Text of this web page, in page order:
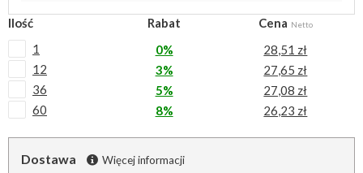
Ilość Rabat Cena Netto
1 0%
28,51 zł
12
3%
27,65 zł
36
5%
27,08 zł
60
8% 26,23 zł
Dostawa Więcej informacji